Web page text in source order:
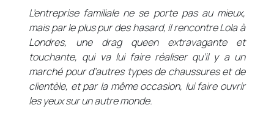
L’entreprise familiale ne se porte pas au mieux,
mais par le plus pur des hasard, il rencontre Lola à
Londres, une drag queen extravagante et
touchante, qui va lui faire réaliser qu’il y a un
marché pour d’autres types de chaussures et de
clientèle, et par la même occasion, lui faire ouvrir
les yeux sur un autre monde.